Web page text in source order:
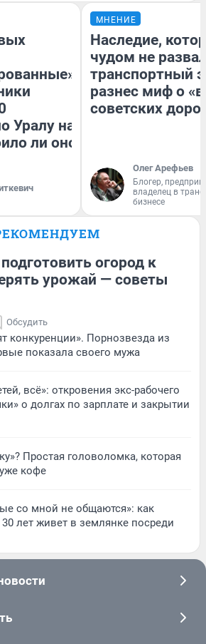
Уралу на
ли оно
МНЕНИЕ
Наследие,
чудом не
транспортный
разнес миф о
советских
Олег Арефьев
Блогер,
владелец в
бизнесе
огород к
урожай — советы
Обсудить
конкуренции». Порнозвезда из
показала своего мужа
всё»: откровения экс-рабочего
о долгах по зарплате и закрытии
Простая головоломка, которая
кофе
со мной не общаются»: как
лет живет в землянке посреди